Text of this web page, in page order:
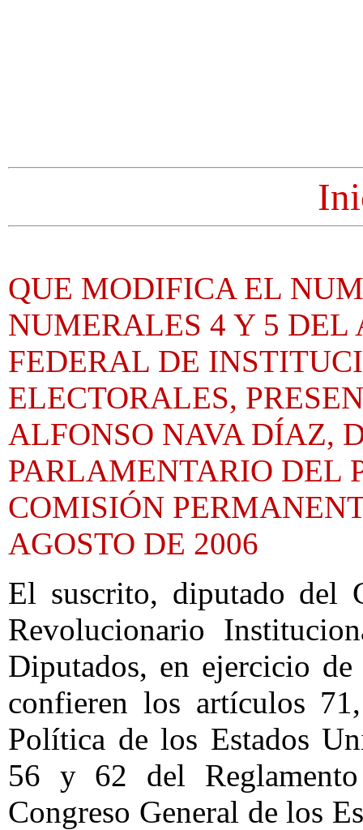
QUE MODIFICA EL
NUMERALES 4 Y 5 DEL
FEDERAL DE
ELECTORALES,
ALFONSO NAVA DÍAZ,
PARLAMENTARIO DEL
COMISIÓN
AGOSTO DE 2006
El suscrito, diputado del
Revolucionario
Diputados, en ejercicio
confieren los artículos
Política de los Estados
56 y 62 del
Congreso General de los